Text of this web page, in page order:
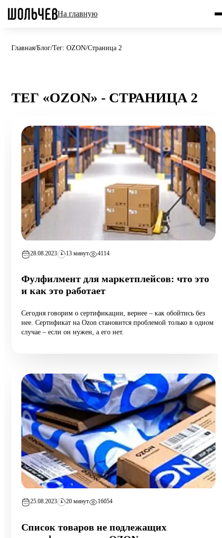
На главную
Главная/Блог/Тег: OZON/Страница 2
ТЕГ «OZON» - СТРАНИЦА 2
28.08.2023 13 минут 4114
Фулфилмент для маркетплейсов: что это
и как это работает
Сегодня говорим о сертификации, вернее – как обойтись без
нее. Сертификат на Ozon становится проблемой только в одном
случае – если он нужен, а его нет.
25.08.2023 20 минут 16054
Список товаров не подлежащих